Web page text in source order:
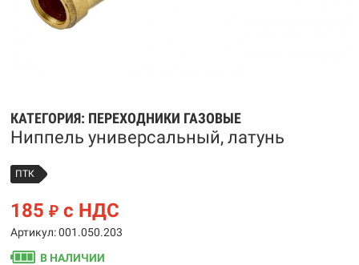
КАТЕГОРИЯ: ПЕРЕХОДНИКИ ГАЗОВЫЕ
Ниппель универсальный, латунь
ПТК
185 ₽ с НДС
Артикул: 001.050.203
В НАЛИЧИИ